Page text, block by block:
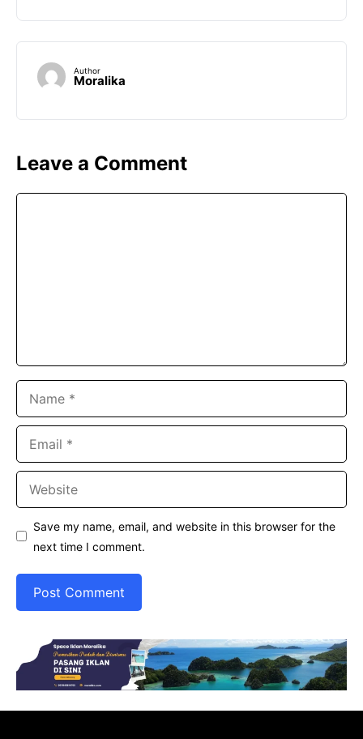
Author
Moralika
Leave a Comment
Save my name, email, and website in this browser for the
next time I comment.